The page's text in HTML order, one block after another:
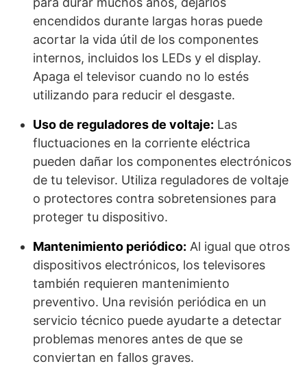
encendidos durante largas horas puede
acortar la vida útil de los componentes
internos, incluidos los LEDs y el display.
Apaga el televisor cuando no lo estés
utilizando para reducir el desgaste.
Uso de reguladores de voltaje: Las
fluctuaciones en la corriente eléctrica
pueden dañar los componentes electrónicos
de tu televisor. Utiliza reguladores de voltaje
o protectores contra sobretensiones para
proteger tu dispositivo.
Mantenimiento periódico: Al igual que otros
dispositivos electrónicos, los televisores
también requieren mantenimiento
preventivo. Una revisión periódica en un
servicio técnico puede ayudarte a detectar
problemas menores antes de que se
conviertan en fallos graves.